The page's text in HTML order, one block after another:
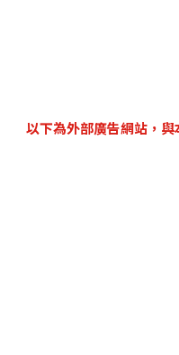
以下為外部廣告網站，